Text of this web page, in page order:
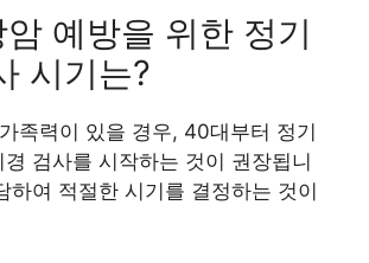
예방을 위한 정기
시기는?
족력이 있을 경우, 40대부터 정기
검사를 시작하는 것이 권장됩니
하여 적절한 시기를 결정하는 것이